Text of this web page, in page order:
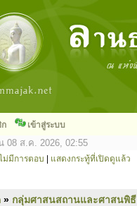
เข้าสู่ระบบ
08 ส.ค. 2026, 02:55
ม่มีการตอบ แสดงกระทู้ที่เปิดดูแล้ว
» กลุ่มศาสนสถานและศาสนพิธี